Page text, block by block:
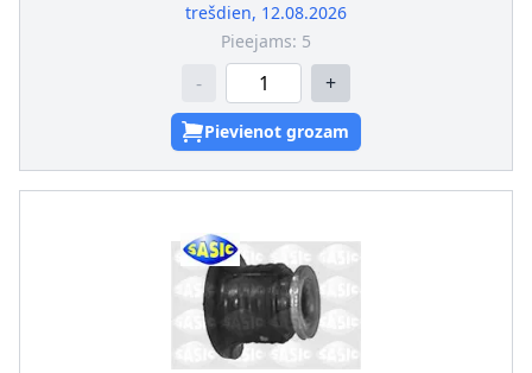
trešdien, 12.08.2026
Pieejams: 5
- +
Pievienot grozam